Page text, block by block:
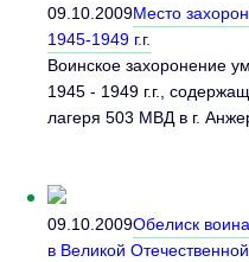
09.10.2009Место
1945-1949 г.г.
Воинское захоронение
1945 - 1949 г.г.,
лагеря 503 МВД в г.
09.10.2009Обелиск
в Великой